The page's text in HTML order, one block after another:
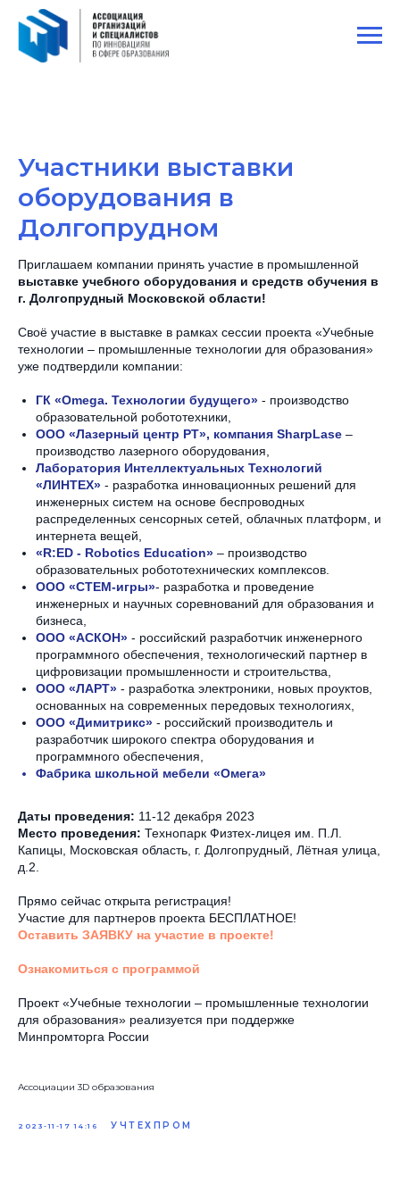
Участники выставки
оборудования в
Долгопрудном
Приглашаем компании принять участие в промышленной
выставке учебного оборудования и средств обучения в
г. Долгопрудный Московской области!
Своё участие в выставке в рамках сессии проекта «Учебные
технологии – промышленные технологии для образования»
уже подтвердили компании:
ГК «Omega. Технологии будущего» - производство
образовательной робототехники,
ООО «Лазерный центр РТ», компания SharpLase –
производство лазерного оборудования,
Лаборатория Интеллектуальных Технологий
«ЛИНТЕХ» - разработка инновационных решений для
инженерных систем на основе беспроводных
распределенных сенсорных сетей, облачных платформ, и
интернета вещей,
«R:ED - Robotics Education» – производство
образовательных робототехнических комплексов.
ООО «СТЕМ-игры»- разработка и проведение
инженерных и научных соревнований для образования и
бизнеса,
ООО «АСКОН» - российский разработчик инженерного
программного обеспечения, технологический партнер в
цифровизации промышленности и строительства,
ООО «ЛАРТ» - разработка электроники, новых проуктов,
основанных на современных передовых технологиях,
ООО «Димитрикс» - российский производитель и
разработчик широкого спектра оборудования и
программного обеспечения,
Фабрика школьной мебели «Омега»
Даты проведения: 11-12 декабря 2023
Место проведения: Технопарк Физтех-лицея им. П.Л.
Капицы, Московская область, г. Долгопрудный, Лётная улица,
д.2.
Прямо сейчас открыта регистрация!
Участие для партнеров проекта БЕСПЛАТНОЕ!
Оставить ЗАЯВКУ на участие в проекте!
Ознакомиться с программой
Проект «Учебные технологии – промышленные технологии
для образования» реализуется при поддержке
Минпромторга России
Ассоциации 3D образования
2023-11-17 14:16 УЧТЕХПРОМ